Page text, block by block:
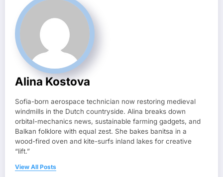
Alina Kostova
Sofia-born aerospace technician now restoring medieval
windmills in the Dutch countryside. Alina breaks down
orbital-mechanics news, sustainable farming gadgets, and
Balkan folklore with equal zest. She bakes banitsa in a
wood-fired oven and kite-surfs inland lakes for creative
“lift.”
View All Posts